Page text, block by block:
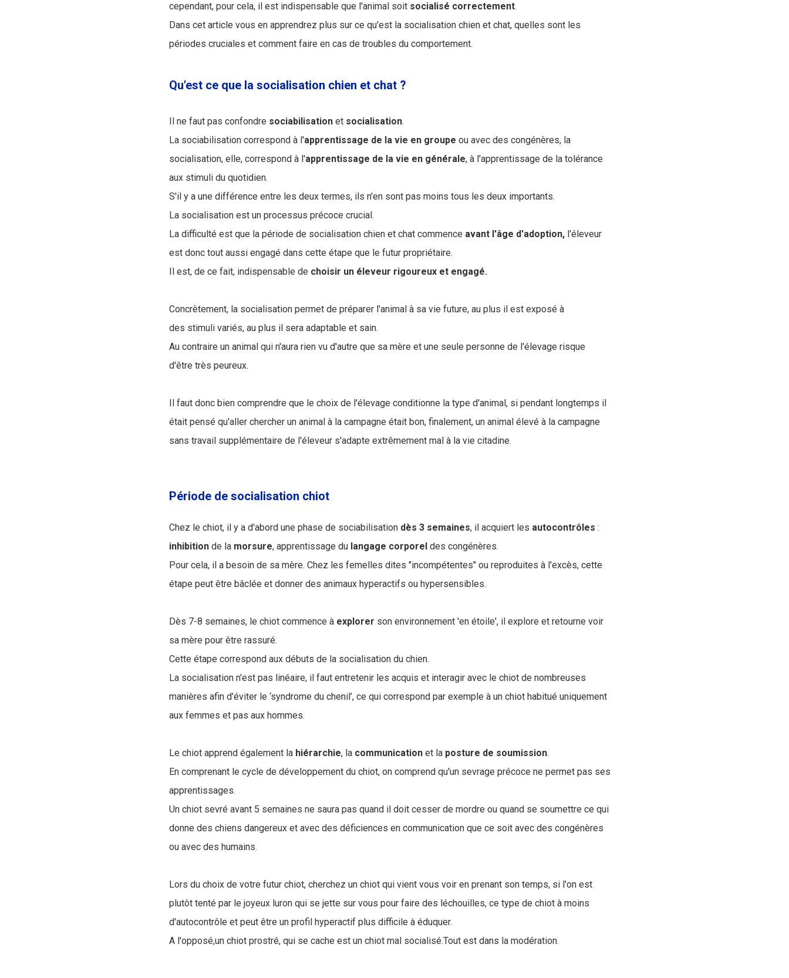
cependant, pour cela, il est indispensable que l'animal soit socialisé correctement.
Dans cet article vous en apprendrez plus sur ce qu'est la socialisation chien et chat, quelles sont les
périodes cruciales et comment faire en cas de troubles du comportement.
Qu'est ce que la socialisation chien et chat ?
Il ne faut pas confondre sociabilisation et socialisation.
La sociabilisation correspond à l'apprentissage de la vie en groupe ou avec des congénères, la
socialisation, elle, correspond à l'apprentissage de la vie en générale, à l'apprentissage de la tolérance
aux stimuli du quotidien.
S'il y a une différence entre les deux termes, ils n'en sont pas moins tous les deux importants.
La socialisation est un processus précoce crucial.
La difficulté est que la période de socialisation chien et chat commence avant l'âge d'adoption, l'éleveur
est donc tout aussi engagé dans cette étape que le futur propriétaire.
Il est, de ce fait, indispensable de choisir un éleveur rigoureux et engagé.
Concrètement, la socialisation permet de préparer l'animal à sa vie future, au plus il est exposé à
des stimuli variés, au plus il sera adaptable et sain.
Au contraire un animal qui n'aura rien vu d'autre que sa mère et une seule personne de l'élevage risque
d'être très peureux.
Il faut donc bien comprendre que le choix de l'élevage conditionne la type d'animal, si pendant longtemps il
était pensé qu'aller chercher un animal à la campagne était bon, finalement, un animal élevé à la campagne
sans travail supplémentaire de l'éleveur s'adapte extrêmement mal à la vie citadine.
Période de socialisation chiot
Chez le chiot, il y a d'abord une phase de sociabilisation dès 3 semaines, il acquiert les autocontrôles :
inhibition de la morsure, apprentissage du langage corporel des congénères.
Pour cela, il a besoin de sa mère. Chez les femelles dites "incompétentes" ou reproduites à l'excès, cette
étape peut être bâclée et donner des animaux hyperactifs ou hypersensibles.
Dès 7-8 semaines, le chiot commence à explorer son environnement 'en étoile', il explore et retourne voir
sa mère pour être rassuré.
Cette étape correspond aux débuts de la socialisation du chien.
La socialisation n'est pas linéaire, il faut entretenir les acquis et interagir avec le chiot de nombreuses
manières afin d'éviter le ‘syndrome du chenil’, ce qui correspond par exemple à un chiot habitué uniquement
aux femmes et pas aux hommes.
Le chiot apprend également la hiérarchie, la communication et la posture de soumission.
En comprenant le cycle de développement du chiot, on comprend qu'un sevrage précoce ne permet pas ses
apprentissages.
Un chiot sevré avant 5 semaines ne saura pas quand il doit cesser de mordre ou quand se soumettre ce qui
donne des chiens dangereux et avec des déficiences en communication que ce soit avec des congénères
ou avec des humains.
Lors du choix de votre futur chiot, cherchez un chiot qui vient vous voir en prenant son temps, si l'on est
plutôt tenté par le joyeux luron qui se jette sur vous pour faire des léchouilles, ce type de chiot à moins
d'autocontrôle et peut être un profil hyperactif plus difficile à éduquer.
A l'opposé,un chiot prostré, qui se cache est un chiot mal socialisé.Tout est dans la modération.